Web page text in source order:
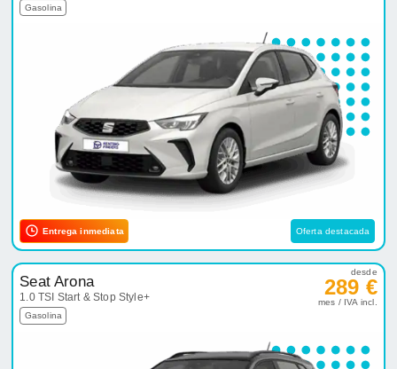
Gasolina
Entrega inmediata Oferta destacada
Seat Arona
1.0 TSI Start & Stop Style+
Gasolina
desde
289 €
mes / IVA incl.